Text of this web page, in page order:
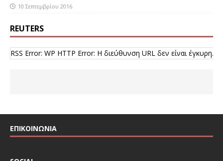
10 Σεπτεμβρίου 2016
REUTERS
RSS Error: WP HTTP Error: Η διεύθυνση URL δεν είναι έγκυρη.
ΕΠΙΚΟΙΝΩΝΙΑ